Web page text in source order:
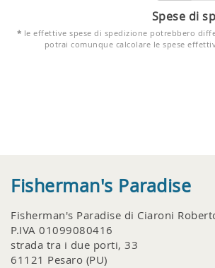
Spese di
* le effettive spese di spedizione potrebbero
potrai comunque calcolare le spese
Fisherman's Paradise
Fisherman's Paradise di Ciaroni
P.IVA 01099080416
strada tra i due porti, 33
61121 Pesaro (PU)